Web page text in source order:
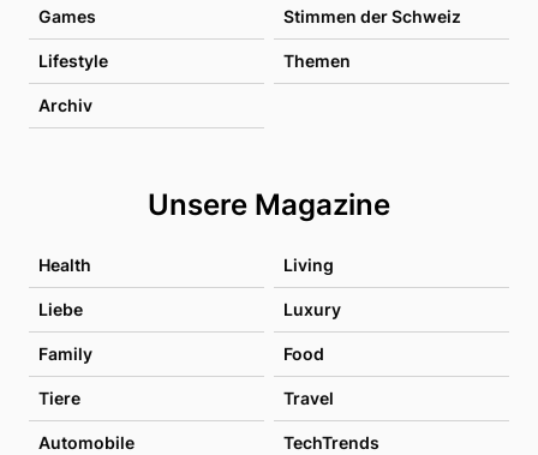
Games Stimmen der Schweiz
Lifestyle Themen
Archiv
Unsere Magazine
Health Living
Liebe Luxury
Family Food
Tiere Travel
Automobile TechTrends